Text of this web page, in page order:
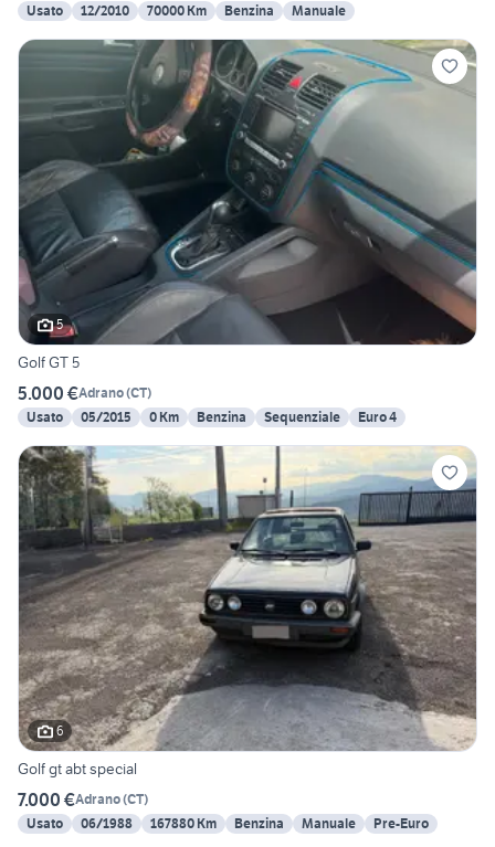
Usato
12/2010 70000 Km Benzina Manuale
5
Golf GT 5
5.000 €Adrano(CT)
Usato
05/2015 0 Km Benzina Sequenziale Euro 4
6
Golf gt abt special
7.000 €Adrano(CT)
Usato
06/1988 167880 Km Benzina Manuale Pre-Euro